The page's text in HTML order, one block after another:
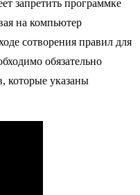
запретить программке
на компьютер
сотворения правил для
обязательно
которые указаны